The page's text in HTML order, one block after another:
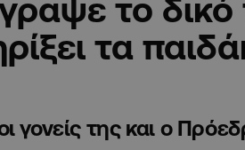
το
τα
γονείς της και ο